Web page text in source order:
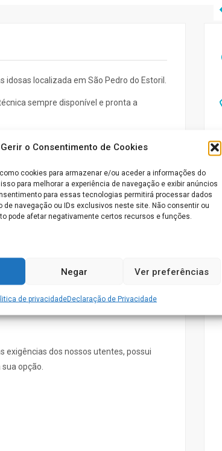
Gerir o Consentimento de Cookies
cookies para armazenar e/ou aceder a informações do
para melhorar a experiência de navegação e exibir anúncios
para essas tecnologias permitirá processar dados
de navegação ou IDs exclusivos neste site. Não consentir ou
pode afetar negativamente certos recursos e funções.
Negar Ver preferências
de privacidadeDeclaração de Privacidade
localizada em São Pedro do Estoril.
sempre disponível e pronta a
os seus dias ocupados, destas
animação do idoso.
dos nossos utentes, possui
opção.